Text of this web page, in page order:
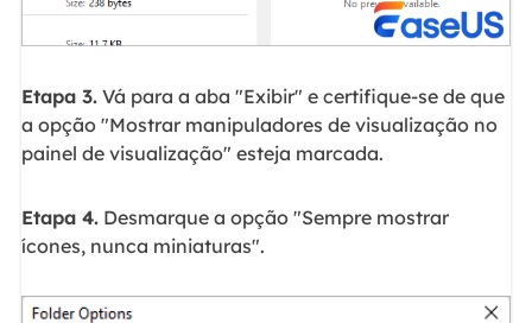
Etapa 3.Vá para a aba "Exibir" e certifique-se de que
a opção "Mostrar manipuladores de visualização no
painel de visualização" esteja marcada.
Etapa 4.Desmarque a opção "Sempre mostrar
ícones, nunca miniaturas".